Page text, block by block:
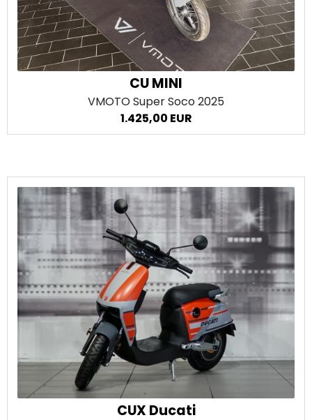
CU MINI
VMOTO Super Soco2025
1.425,00 EUR
CUX Ducati